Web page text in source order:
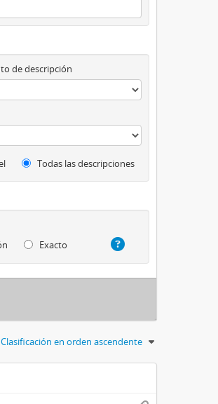
de descripción
Todas las descripciones
Exacto
Clasificación en orden ascendente